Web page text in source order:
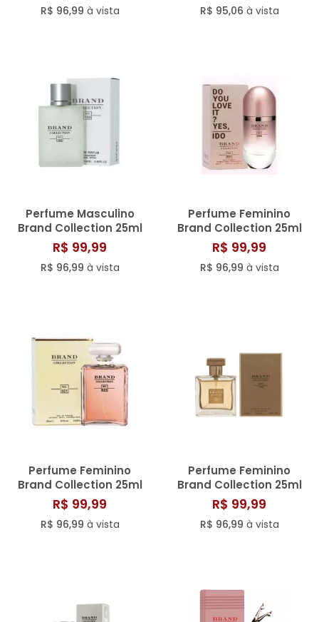
R$ 96,99 à vista R$ 95,06 à vista
Perfume Masculino
Brand Collection 25ml
N° 155
R$ 99,99
R$ 96,99 à vista
Perfume Feminino
Brand Collection 25ml
N° 034/809
R$ 99,99
R$ 96,99 à vista
Perfume Feminino
Brand Collection 25ml
N° 021
R$ 99,99
R$ 96,99 à vista
Perfume Feminino
Brand Collection 25ml
N° 134
R$ 99,99
R$ 96,99 à vista